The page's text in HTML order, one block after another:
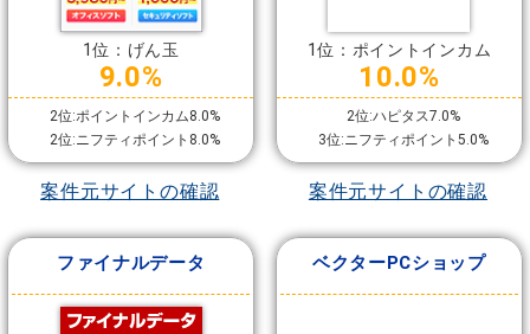
1位：げん玉
9.0%
2位:ポイントインカム8.0%
2位:ニフティポイント8.0%
案件元サイトの確認
1位：ポイントインカム
10.0%
2位:ハピタス7.0%
3位:ニフティポイント5.0%
案件元サイトの確認
ファイナルデータ ベクターPCショップ